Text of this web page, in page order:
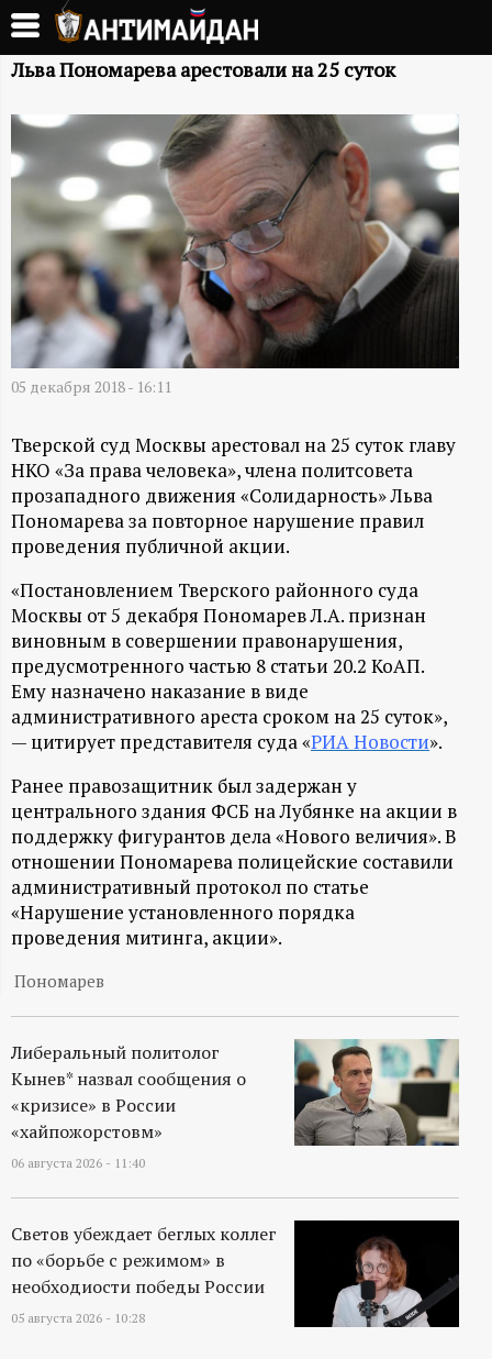
Перейти
основному
А
Н
Т
И
М
А
Й
Д
А
Н
-
и
н
ф
о
р
м
а
ц
и
о
н
н
ы
й
Льва Пономарева арестовали на 25 суток
05 декабря 2018 - 16:11
Тверской суд Москвы арестовал на 25 суток главу
НКО «За права человека», члена политсовета
прозападного движения «Солидарность» Льва
Пономарева за повторное нарушение правил
проведения публичной акции.
«Постановлением Тверского районного суда
Москвы от 5 декабря Пономарев Л.А. признан
виновным в совершении правонарушения,
предусмотренного частью 8 статьи 20.2 КоАП.
Ему назначено наказание в виде
административного ареста сроком на 25 суток»,
— цитирует представителя суда «РИА Новости».
Ранее правозащитник был задержан у
центрального здания ФСБ на Лубянке на акции в
поддержку фигурантов дела «Нового величия». В
отношении Пономарева полицейские составили
административный протокол по статье
«Нарушение установленного порядка
проведения митинга, акции».
Пономарев
Либеральный политолог
Кынев* назвал сообщения о
«кризисе» в России
«хайпожорстовм»
06 августа 2026 - 11:40
Светов убеждает беглых коллег
по «борьбе с режимом» в
необходиости победы России
05 августа 2026 - 10:28